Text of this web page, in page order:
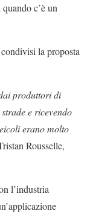
c’è un
la proposta
produttori di
e ricevendo
erano molto
Rousselle,
l’industria